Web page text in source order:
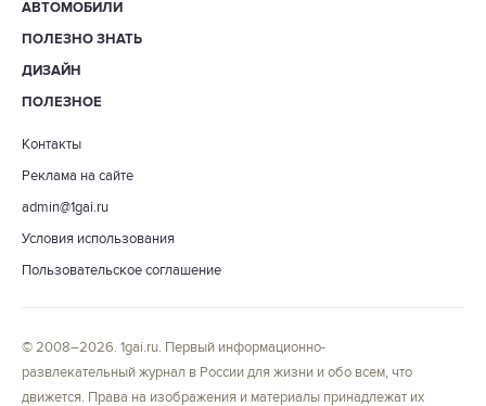
АВТОМОБИЛИ
ПОЛЕЗНО ЗНАТЬ
ДИЗАЙН
ПОЛЕЗНОЕ
Контакты
Реклама на сайте
admin@1gai.ru
Условия использования
Пользовательское соглашение
© 2008–2026. 1gai.ru. Первый информационно-
развлекательный журнал в России для жизни и обо всем, что
движется. Права на изображения и материалы принадлежат их